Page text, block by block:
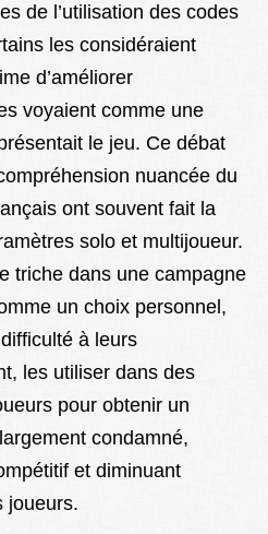
de l’utilisation des codes
les considéraient
d’améliorer
voyaient comme une
le jeu. Ce débat
nuancée du
ont souvent fait la
solo et multijoueur.
triche dans une campagne
un choix personnel,
à leurs
les utiliser dans des
pour obtenir un
condamné,
et diminuant
joueurs.